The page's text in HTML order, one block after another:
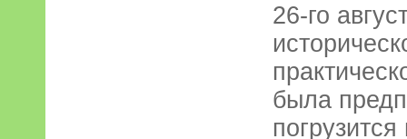
26-го
была